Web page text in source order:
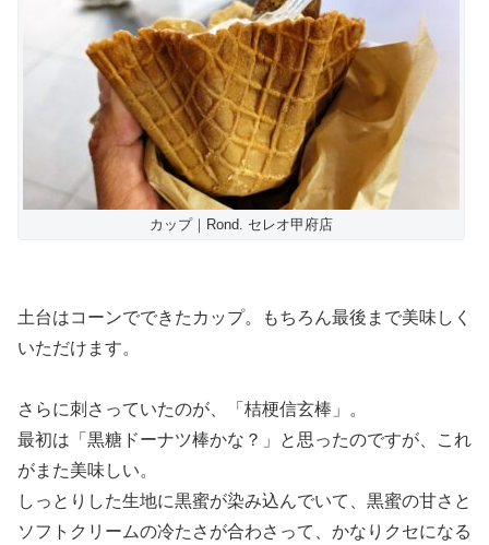
カップ｜Rond. セレオ甲府店
土台はコーンでできたカップ。もちろん最後まで美味しく
いただけます。
さらに刺さっていたのが、「桔梗信玄棒」。
最初は「黒糖ドーナツ棒かな？」と思ったのですが、これ
がまた美味しい。
しっとりした生地に黒蜜が染み込んでいて、黒蜜の甘さと
ソフトクリームの冷たさが合わさって、かなりクセになる